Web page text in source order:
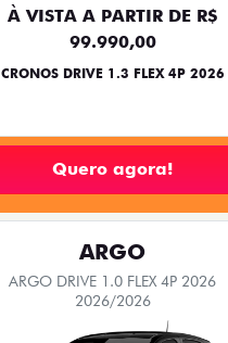
À VISTA A PARTIR DE R$
99.990,00
CRONOS DRIVE 1.3 FLEX 4P 2026
Quero agora!
ARGO
ARGO DRIVE 1.0 FLEX 4P 2026
2026/2026